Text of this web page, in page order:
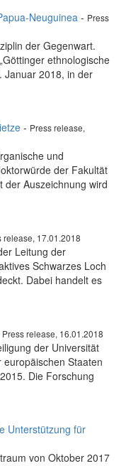
Neuguinea - Press
der Gegenwart.
ethnologische
Januar 2018, in der
- Press release,
und
der Fakultät
der Auszeichnung wird
release, 17.01.2018
Leitung der
Schwarzes Loch
Dabei handelt es
Press release, 16.01.2018
der Universität
Staaten
Die Forschung
Unterstützung für
von Oktober 2017